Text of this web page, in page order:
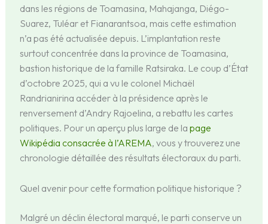
dans les régions de Toamasina, Mahajanga, Diégo-
Suarez, Tuléar et Fianarantsoa, mais cette estimation
n’a pas été actualisée depuis. L’implantation reste
surtout concentrée dans la province de Toamasina,
bastion historique de la famille Ratsiraka. Le coup d’État
d’octobre 2025, qui a vu le colonel Michaël
Randrianirina accéder à la présidence après le
renversement d’Andry Rajoelina, a rebattu les cartes
politiques. Pour un aperçu plus large de la page
Wikipédia consacrée à l’AREMA, vous y trouverez une
chronologie détaillée des résultats électoraux du parti.
Quel avenir pour cette formation politique historique ?
Malgré un déclin électoral marqué, le parti conserve un